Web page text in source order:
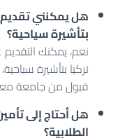
هل يمكنني تقديم
بتأشيرة سياحية؟
نعم، يمكنك
تركيا بتأشيرة
قبول من جامعة
هل أحتاج إلى
الطلابية؟